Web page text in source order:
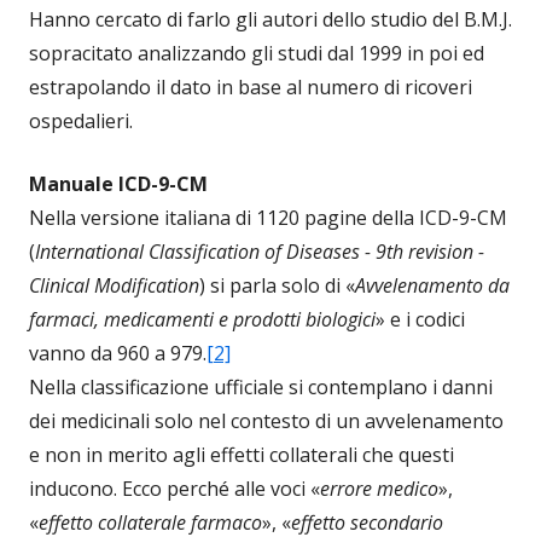
Hanno cercato di farlo gli autori dello studio del B.M.J.
sopracitato analizzando gli studi dal 1999 in poi ed
estrapolando il dato in base al numero di ricoveri
ospedalieri.
Manuale ICD-9-CM
Nella versione italiana di 1120 pagine della ICD-9-CM
(International Classification of Diseases - 9th revision -
Clinical Modification) si parla solo di «Avvelenamento da
farmaci, medicamenti e prodotti biologici» e i codici
vanno da 960 a 979.[2]
Nella classificazione ufficiale si contemplano i danni
dei medicinali solo nel contesto di un avvelenamento
e non in merito agli effetti collaterali che questi
inducono. Ecco perché alle voci «errore medico»,
«effetto collaterale farmaco», «effetto secondario